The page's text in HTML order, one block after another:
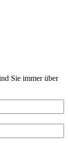
Sie immer über